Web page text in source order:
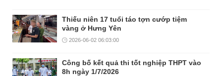
Thiếu niên 17 tuổi táo tợn cướp tiệm
vàng ở Hưng Yên
2026-06-02 06:03:00
Công bố kết quả thi tốt nghiệp THPT vào
8h ngày 1/7/2026